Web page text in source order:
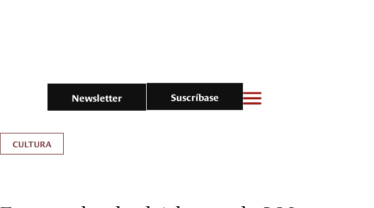
Newsletter Suscríbase
CULTURA